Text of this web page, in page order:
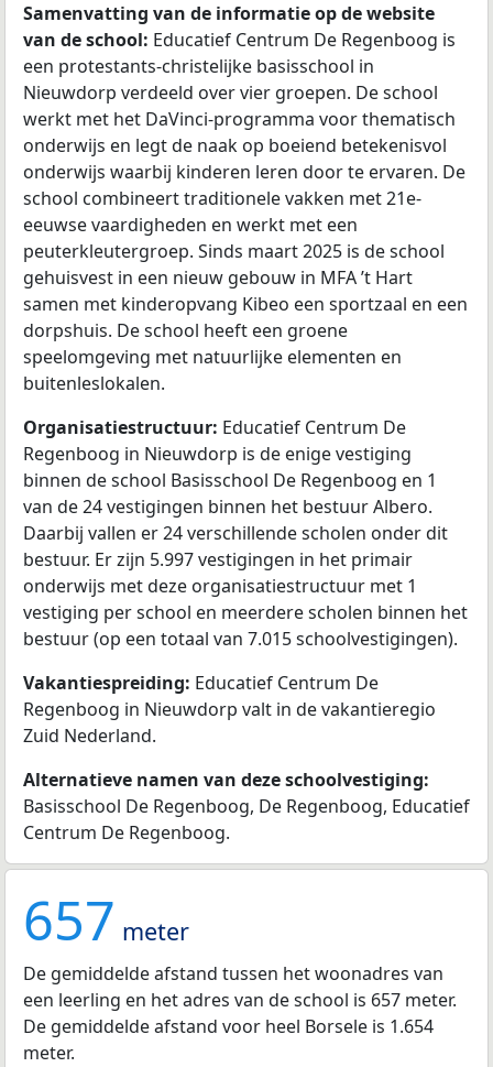
Samenvatting van de informatie op de website
van de school: Educatief Centrum De Regenboog is
een protestants-christelijke basisschool in
Nieuwdorp verdeeld over vier groepen. De school
werkt met het DaVinci-programma voor thematisch
onderwijs en legt de naak op boeiend betekenisvol
onderwijs waarbij kinderen leren door te ervaren. De
school combineert traditionele vakken met 21e-
eeuwse vaardigheden en werkt met een
peuterkleutergroep. Sinds maart 2025 is de school
gehuisvest in een nieuw gebouw in MFA ’t Hart
samen met kinderopvang Kibeo een sportzaal en een
dorpshuis. De school heeft een groene
speelomgeving met natuurlijke elementen en
buitenleslokalen.
Organisatiestructuur: Educatief Centrum De
Regenboog in Nieuwdorp is de enige vestiging
binnen de school Basisschool De Regenboog en 1
van de 24 vestigingen binnen het bestuur Albero.
Daarbij vallen er 24 verschillende scholen onder dit
bestuur. Er zijn 5.997 vestigingen in het primair
onderwijs met deze organisatiestructuur met 1
vestiging per school en meerdere scholen binnen het
bestuur (op een totaal van 7.015 schoolvestigingen).
Vakantiespreiding: Educatief Centrum De
Regenboog in Nieuwdorp valt in de vakantieregio
Zuid Nederland.
Alternatieve namen van deze schoolvestiging:
Basisschool De Regenboog, De Regenboog, Educatief
Centrum De Regenboog.
657 meter
De gemiddelde afstand tussen het woonadres van
een leerling en het adres van de school is 657 meter.
De gemiddelde afstand voor heel Borsele is 1.654
meter.